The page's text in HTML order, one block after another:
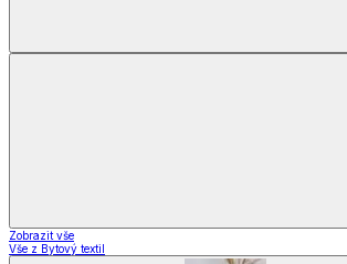
Zobrazit vše
Vše z Bytový textil